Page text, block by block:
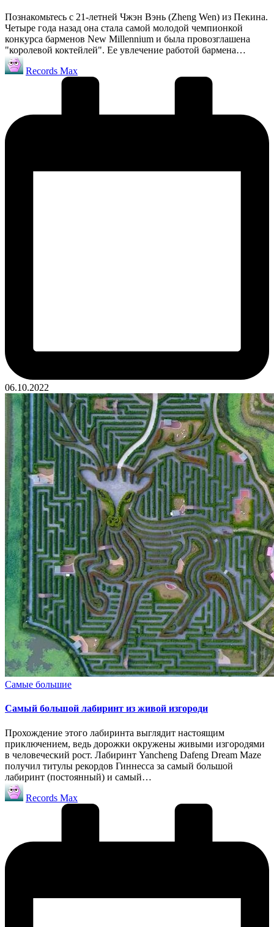
Познакомьтесь с 21-летней Чжэн Вэнь (Zheng Wen) из Пекина.
Четыре года назад она стала самой молодой чемпионкой
конкурса барменов New Millennium и была провозглашена
"королевой коктейлей". Ее увлечение работой бармена…
Запись
от
Records Max
06.10.2022
Опубликовано
Самые большие
Самый большой лабиринт из живой изгороди
Прохождение этого лабиринта выглядит настоящим
приключением, ведь дорожки окружены живыми изгородями
в человеческий рост. Лабиринт Yancheng Dafeng Dream Maze
получил титулы рекордов Гиннесса за самый большой
лабиринт (постоянный) и самый…
Запись
от
Records Max